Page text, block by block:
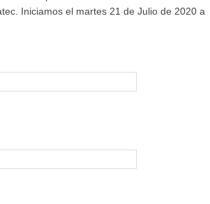
Iniciamos el martes 21 de Julio de 2020 a